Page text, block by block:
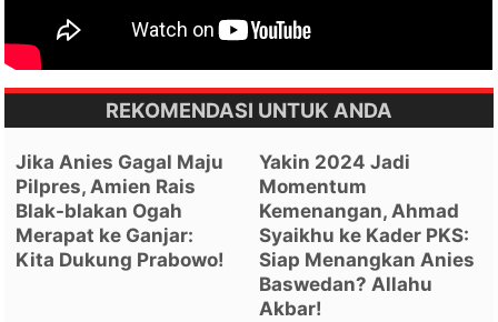
REKOMENDASI UNTUK ANDA
Jika Anies Gagal Maju
Pilpres, Amien Rais
Blak-blakan Ogah
Merapat ke Ganjar:
Kita Dukung Prabowo!
Yakin 2024 Jadi
Momentum
Kemenangan, Ahmad
Syaikhu ke Kader PKS:
Siap Menangkan Anies
Baswedan? Allahu
Akbar!